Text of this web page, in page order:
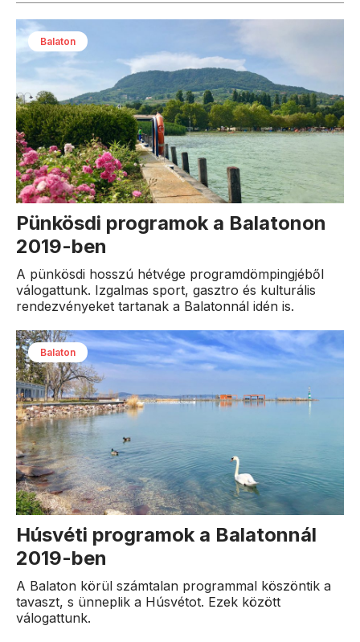
Balaton
Pünkösdi programok a Balatonon
2019-ben
A pünkösdi hosszú hétvége programdömpingjéből
válogattunk. Izgalmas sport, gasztro és kulturális
rendezvényeket tartanak a Balatonnál idén is.
Balaton
Húsvéti programok a Balatonnál
2019-ben
A Balaton körül számtalan programmal köszöntik a
tavaszt, s ünneplik a Húsvétot. Ezek között
válogattunk.